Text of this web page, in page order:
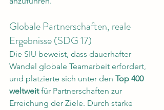
Globale Partnerschaften, reale
Ergebnisse (SDG 17)
Die SIU beweist, dass dauerhafter
Wandel globale Teamarbeit erfordert,
und platzierte sich unter den Top 400
weltweit für Partnerschaften zur
Erreichung der Ziele. Durch starke